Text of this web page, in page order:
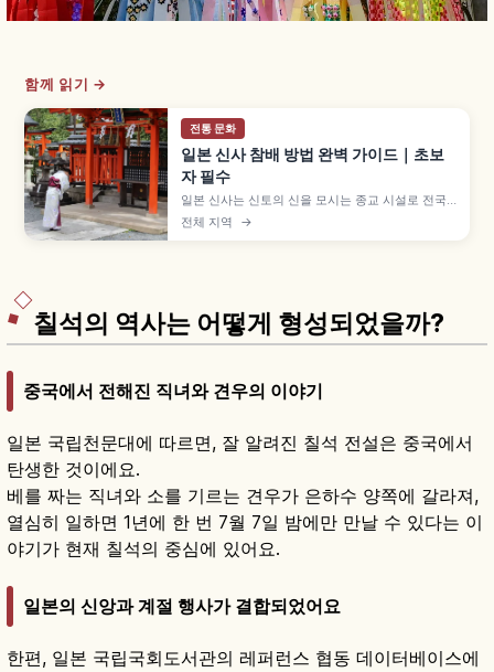
함께 읽기 →
전통 문화
일본 신사 참배 방법 완벽 가이드｜초보
자 필수
일본 신사는 신토의 신을 모시는 종교 시설로 전국
에 약 8만 곳이 있으며, 입구의 도리이가 절과 구분
되는 가장 알기 쉬운 특징입니다. 데미즈야 손 씻는
전체 지역 →
칠석의 역사는 어떻게 형성되었을까?
중국에서 전해진 직녀와 견우의 이야기
일본 국립천문대에 따르면, 잘 알려진 칠석 전설은 중국에서
탄생한 것이에요.
베를 짜는 직녀와 소를 기르는 견우가 은하수 양쪽에 갈라져,
열심히 일하면 1년에 한 번 7월 7일 밤에만 만날 수 있다는 이
야기가 현재 칠석의 중심에 있어요.
일본의 신앙과 계절 행사가 결합되었어요
한편, 일본 국립국회도서관의 레퍼런스 협동 데이터베이스에